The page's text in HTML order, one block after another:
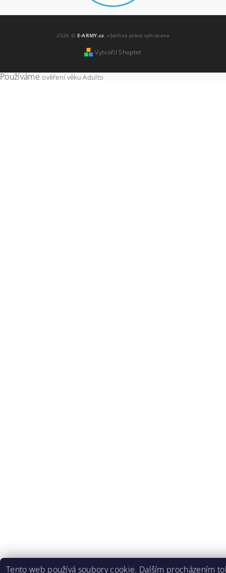
2026 © E-ARMY.cz, všechna práva vyhrazena
Vytvořil Shoptet
Používámeověření věku Adulto
Tento web používá soubory cookie. Dalším procházením